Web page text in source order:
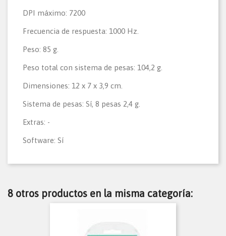
DPI máximo: 7200
Frecuencia de respuesta: 1000 Hz.
Peso: 85 g.
Peso total con sistema de pesas: 104,2 g.
Dimensiones: 12 x 7 x 3,9 cm.
Sistema de pesas: Sí, 8 pesas 2,4 g.
Extras: -
Software: Sí
8 otros productos en la misma categoría: